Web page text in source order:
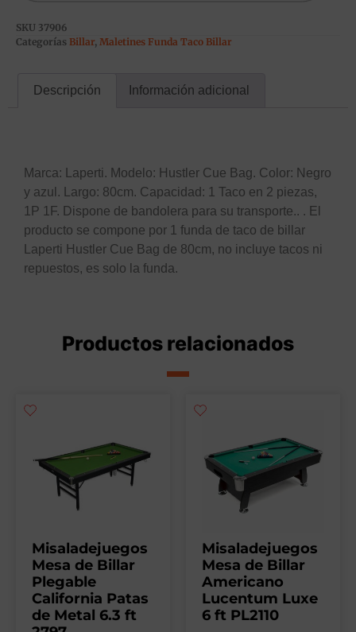
SKU 37906
Categorías Billar, Maletines Funda Taco Billar
Descripción Información adicional
Marca: Laperti. Modelo: Hustler Cue Bag. Color: Negro
y azul. Largo: 80cm. Capacidad: 1 Taco en 2 piezas,
1P 1F. Dispone de bandolera para su transporte.. . El
producto se compone por 1 funda de taco de billar
Laperti Hustler Cue Bag de 80cm, no incluye tacos ni
repuestos, es solo la funda.
Productos relacionados
Misaladejuegos
Mesa de Billar
Plegable
California Patas
de Metal 6.3 ft
Misaladejuegos
Mesa de Billar
Americano
Lucentum Luxe
6 ft PL2110